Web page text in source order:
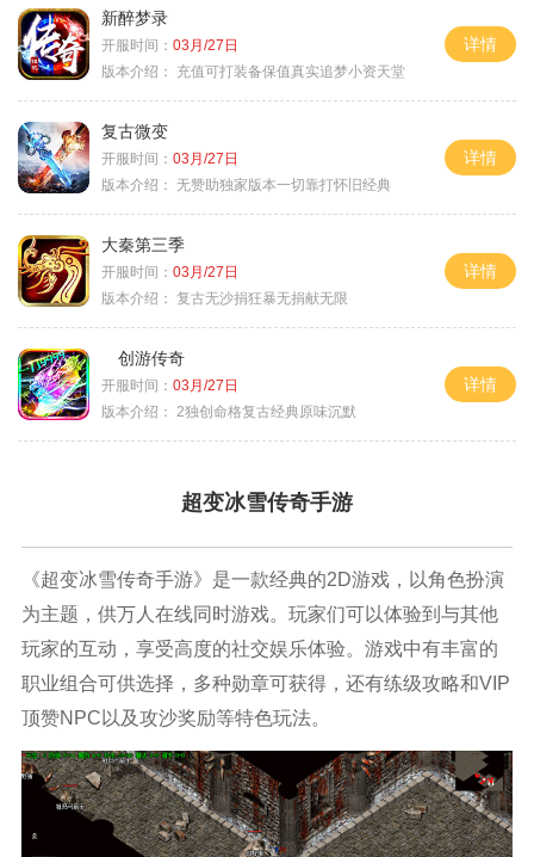
新醉梦录
开服时间： 03月/27日
版本介绍：
充值可打装备保值真实追梦小资天堂
详情
复古微变
开服时间： 03月/27日
版本介绍： 无赞助独家版本一切靠打怀旧经典
详情
大秦第三季
开服时间： 03月/27日
版本介绍： 复古无沙捐狂暴无捐献无限
详情
创游传奇
开服时间： 03月/27日
版本介绍：
2独创命格复古经典原味沉默
详情
超变冰雪传奇手游
《超变冰雪传奇手游》是一款经典的2D游戏，以角色扮演
为主题，供万人在线同时游戏。玩家们可以体验到与其他
玩家的互动，享受高度的社交娱乐体验。游戏中有丰富的
职业组合可供选择，多种勋章可获得，还有练级攻略和VIP
顶赞NPC以及攻沙奖励等特色玩法。